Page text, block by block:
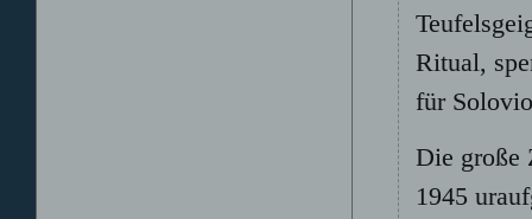
Ritual,
für
Die große
1945